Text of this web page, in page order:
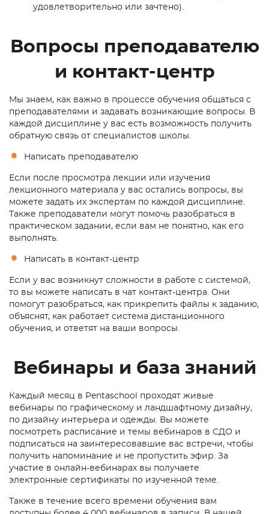
удовлетворительно или зачтено).
Вопросы преподавателю
и контакт-центр
Мы знаем, как важно в процессе обучения общаться с
преподавателями и задавать возникающие вопросы. В
каждой дисциплине у вас есть возможность получить
обратную связь от специалистов школы.
Написать преподавателю
Если после просмотра лекции или изучения
лекционного материала у вас остались вопросы, вы
можете задать их экспертам по каждой дисциплине.
Также преподаватели могут помочь разобраться в
практическом задании, если вам не понятно, как его
выполнять.
Написать в контакт-центр
Если у вас возникнут сложности в работе с системой,
то вы можете написать в чат контакт-центра. Они
помогут разобраться, как прикрепить файлы к заданию,
объяснят, как работает система дистанционного
обучения, и ответят на ваши вопросы.
Вебинары и база знаний
Каждый месяц в Pentaschool проходят живые
вебинары по графическому и ландшафтному дизайну,
по дизайну интерьера и одежды. Вы можете
посмотреть расписание и темы вебинаров в СДО и
подписаться на заинтересовавшие вас встречи, чтобы
получить напоминание и не пропустить эфир. За
участие в онлайн-вебинарах вы получаете
электронные сертификаты по изученной теме.
Также в течение всего времени обучения вам